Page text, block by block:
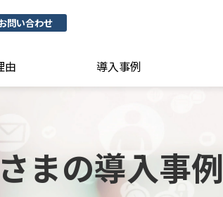
問い合わせ
由 導入事例
まの導入事例